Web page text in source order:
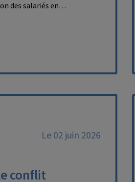
des salariés en…
Le 02 juin 2026
conflit